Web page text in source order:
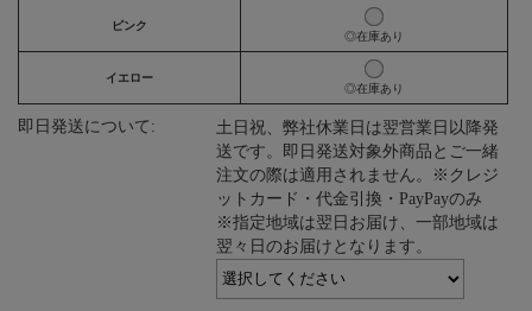
ピンク
◎在庫あり
イエロー
◎在庫あり
即日発送について:
土日祝、弊社休業日は翌営業日以降発
送です。即日発送対象外商品とご一緒
注文の際は適用されません。※クレジ
ットカード・代金引換・PayPayのみ
※指定地域は翌日お届け、一部地域は
翌々日のお届けとなります。